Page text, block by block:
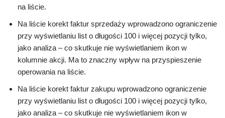
na liście.
Na liście korekt faktur sprzedaży wprowadzono ograniczenie
przy wyświetlaniu list o długości 100 i więcej pozycji tylko,
jako analiza – co skutkuje nie wyświetlaniem ikon w
kolumnie akcji. Ma to znaczny wpływ na przyspieszenie
operowania na liście.
Na liście korekt faktur zakupu wprowadzono ograniczenie
przy wyświetlaniu list o długości 100 i więcej pozycji tylko,
jako analiza – co skutkuje nie wyświetlaniem ikon w